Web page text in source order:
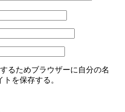
るためブラウザーに自分の名
を保存する。